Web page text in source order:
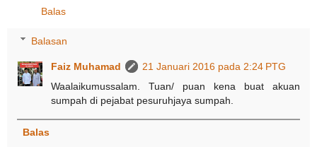
Balas
Balasan
Faiz Muhamad
21 Januari 2016 pada 2:24 PTG
Waalaikumussalam. Tuan/ puan kena buat akuan
sumpah di pejabat pesuruhjaya sumpah.
Balas